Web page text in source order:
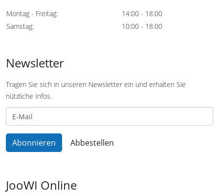
Montag - Freitag:
14:00 - 18:00
Samstag:
10:00 - 18:00
Newsletter
Tragen Sie sich in unseren Newsletter ein und erhalten Sie
nützliche Infos.
JooWI Online